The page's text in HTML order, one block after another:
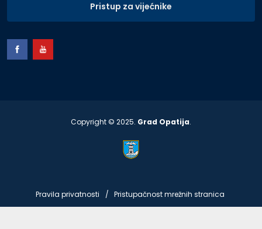
Pristup za vijećnike
Copyright © 2025. Grad Opatija.
Pravila privatnosti Pristupačnost mrežnih stranica